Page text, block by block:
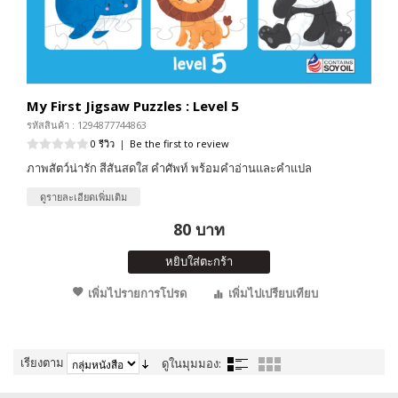
My First Jigsaw Puzzles : Level 5
รหัสสินค้า : 1294877744863
0 รีวิว | Be the first to review
ภาพสัตว์น่ารัก สีสันสดใส คำศัพท์ พร้อมคำอ่านและคำแปล
ดูรายละเอียดเพิ่มเติม
80 บาท
หยิบใส่ตะกร้า
เพิ่มไปรายการโปรด
เพิ่มไปเปรียบเทียบ
เรียงตาม ดูในมุมมอง: